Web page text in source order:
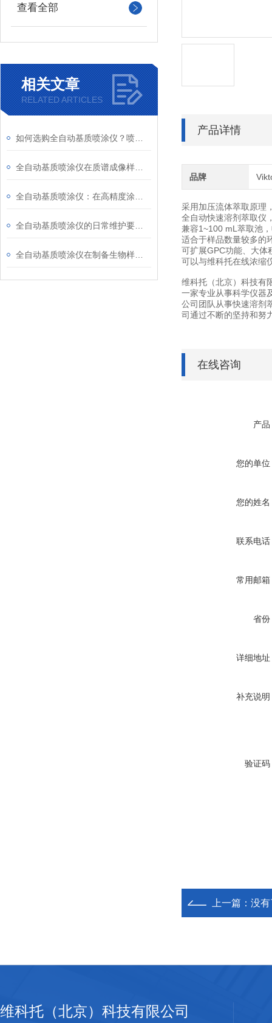
查看全部
相关文章
RELATED ARTICLES
产品详情
品牌
采用加压流体萃取原理
全自动快速溶剂萃取仪
兼容1~100 mL萃取池
适合于样品数量较多的
可扩展GPC功能、大体
可以与维科托在线浓缩
维科托（北京）科技有
一家专业从事科学仪器
公司团队从事快速溶剂
司通过不断的坚持和努
在线咨询
产品
您的单位
您的姓名
联系电话
常用邮箱
省份
详细地址
补充说明
验证码
上一篇：没
维科托（北京）科技有限公司